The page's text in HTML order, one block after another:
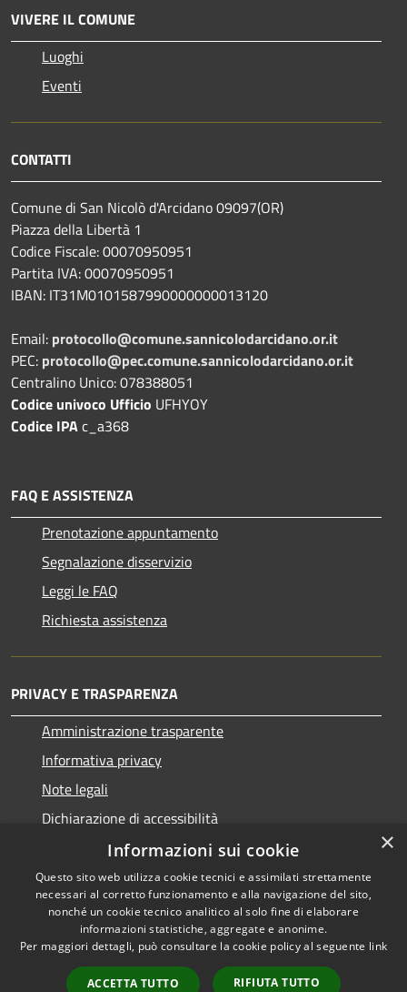
VIVERE IL COMUNE
Luoghi
Eventi
CONTATTI
Comune di San Nicolò d'Arcidano 09097(OR)
Piazza della Libertà 1
Codice Fiscale: 00070950951
Partita IVA: 00070950951
IBAN: IT31M0101587990000000013120
Email: protocollo@comune.sannicolodarcidano.or.it
PEC: protocollo@pec.comune.sannicolodarcidano.or.it
Centralino Unico: 078388051
Codice univoco Ufficio UFHYOY
Codice IPAc_a368
FAQ E ASSISTENZA
Prenotazione appuntamento
Segnalazione disservizio
Leggi le FAQ
Richiesta assistenza
PRIVACY E TRASPARENZA
Amministrazione trasparente
Informativa privacy
Note legali
Dichiarazione di accessibilità
Accessibilità
Privacy
Copyright © 2026 • Comune di
San Nicolò d'Arcidano •
Powered byMunicipium •
Accesso redazione
×
Informazioni sui cookie
Questo sito web utilizza cookie tecnici e assimilati strettamente
necessari al corretto funzionamento e alla navigazione del sito,
nonché un cookie tecnico analitico al solo fine di elaborare
informazioni statistiche, aggregate e anonime.
Per maggiori dettagli, può consultare la cookie policy al seguente link
ACCETTA TUTTO RIFIUTA TUTTO